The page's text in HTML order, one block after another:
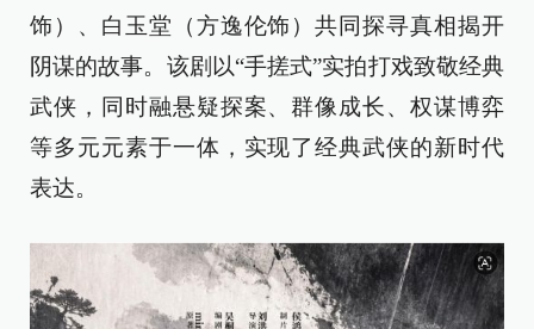
饰）、白玉堂（方逸伦饰）共同探寻真相揭开
阴谋的故事。该剧以“手搓式”实拍打戏致敬经典
武侠，同时融悬疑探案、群像成长、权谋博弈
等多元元素于一体，实现了经典武侠的新时代
表达。